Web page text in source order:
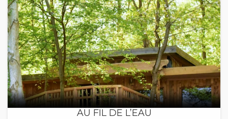
AU FIL DE L’EAU